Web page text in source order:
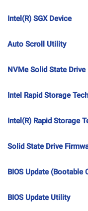
Intel(R) SGX Device
Auto Scroll Utility
NVMe Solid State
Intel Rapid Storage
Intel(R) Rapid Storage
Solid State Drive
BIOS Update (Bootable
BIOS Update Utility